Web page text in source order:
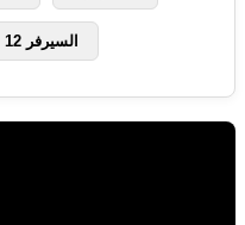
السيرفر 12